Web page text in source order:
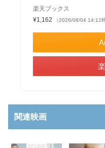
楽天ブックス
¥1,162
（2026/08/04 14:11
関連映画